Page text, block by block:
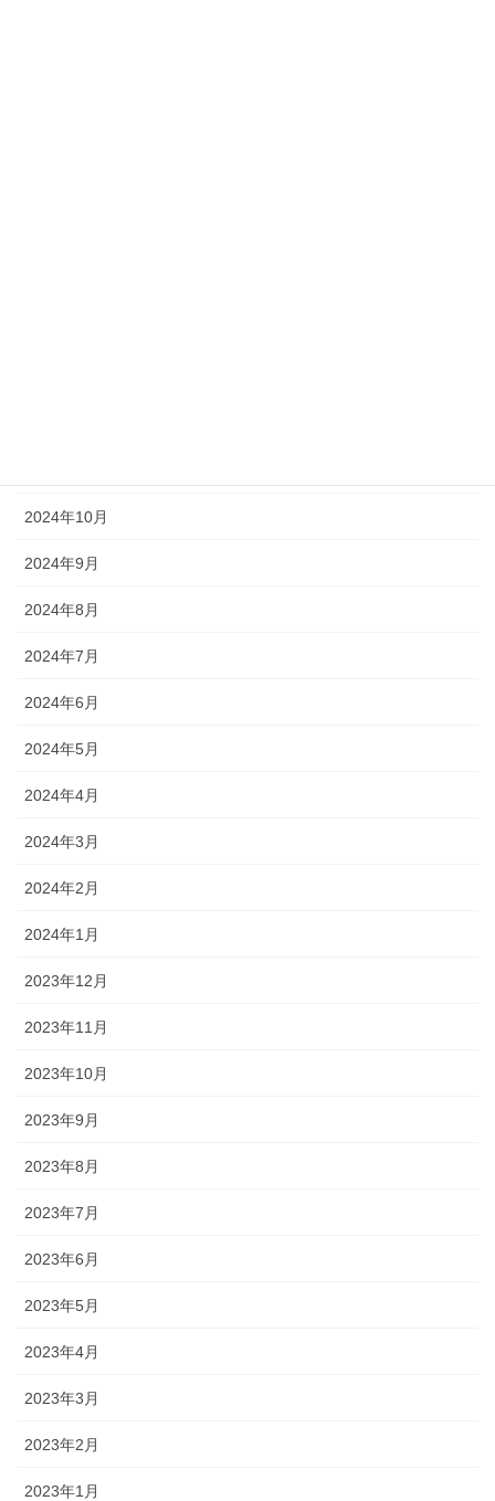
2024年10月
2024年9月
2024年8月
2024年7月
2024年6月
2024年5月
2024年4月
2024年3月
2024年2月
2024年1月
2023年12月
2023年11月
2023年10月
2023年9月
2023年8月
2023年7月
2023年6月
2023年5月
2023年4月
2023年3月
2023年2月
2023年1月